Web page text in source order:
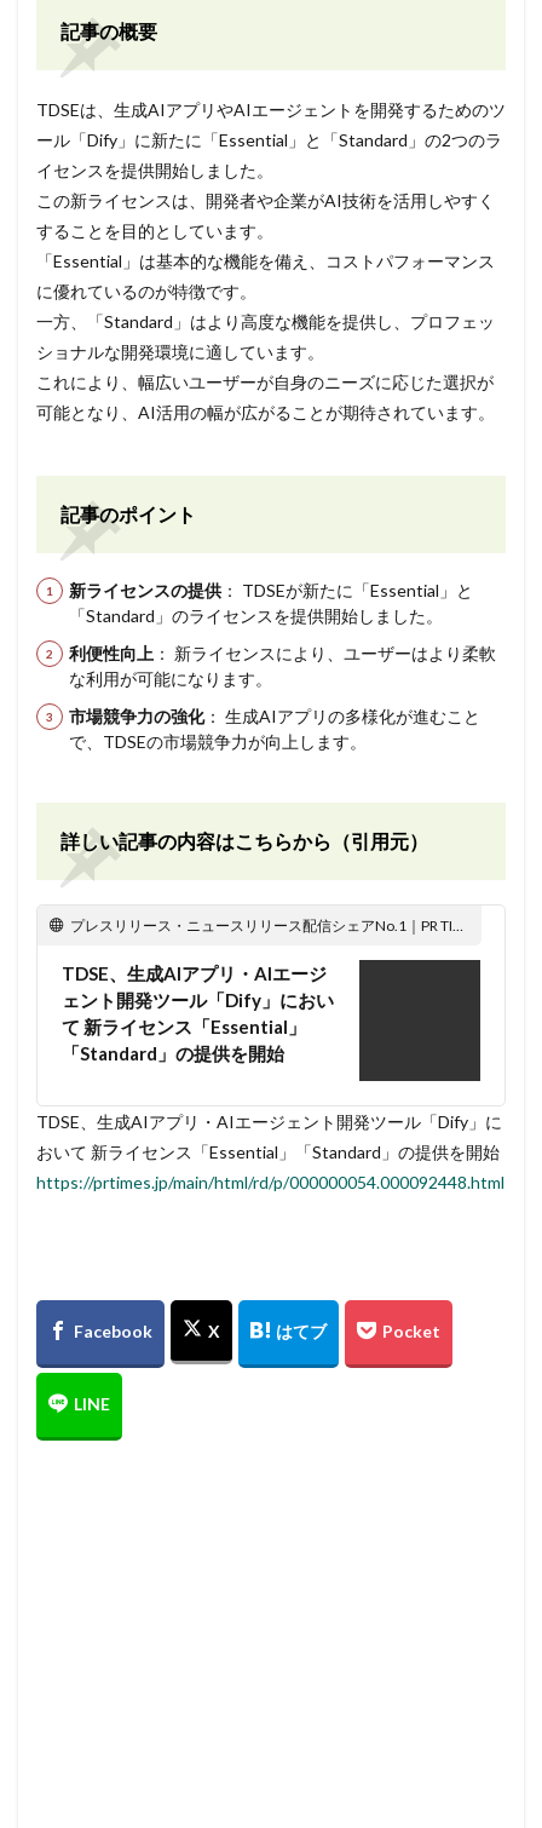
記事の概要
TDSEは、生成AIアプリやAIエージェントを開発するためのツ
ール「Dify」に新たに「Essential」と「Standard」の2つのラ
イセンスを提供開始しました。
この新ライセンスは、開発者や企業がAI技術を活用しやすく
することを目的としています。
「Essential」は基本的な機能を備え、コストパフォーマンス
に優れているのが特徴です。
一方、「Standard」はより高度な機能を提供し、プロフェッ
ショナルな開発環境に適しています。
これにより、幅広いユーザーが自身のニーズに応じた選択が
可能となり、AI活用の幅が広がることが期待されています。
記事のポイント
新ライセンスの提供 ： TDSEが新たに「Essential」と
「Standard」のライセンスを提供開始しました。
利便性向上 ： 新ライセンスにより、ユーザーはより柔軟
な利用が可能になります。
市場競争力の強化： 生成AIアプリの多様化が進むこと
で、TDSEの市場競争力が向上します。
詳しい記事の内容はこちらから（引用元）
プレスリリース・ニュースリリース配信シェアNo.1｜PR TIMES
TDSE、生成AIアプリ・AIエージ
ェント開発ツール「Dify」におい
て 新ライセンス「Essential」
「Standard」の提供を開始
TDSE、生成AIアプリ・AIエージェント開発ツール「Dify」に
おいて 新ライセンス「Essential」「Standard」の提供を開始
https://prtimes.jp/main/html/rd/p/000000054.000092448.html